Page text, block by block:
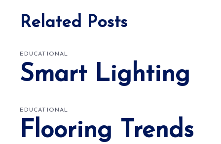
Related Posts
EDUCATIONAL
Smart Lighting
EDUCATIONAL
Flooring Trends